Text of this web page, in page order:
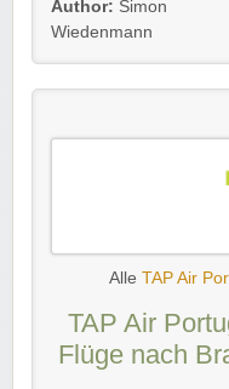
Author: Simon
Wiedenmann
Alle TAP Air
TAP Air
Flüge nach